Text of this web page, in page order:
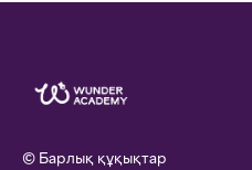
© Барлық құқықтар